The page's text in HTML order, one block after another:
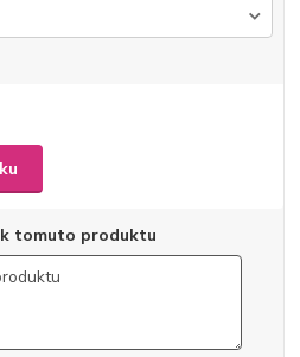
k tomuto produktu